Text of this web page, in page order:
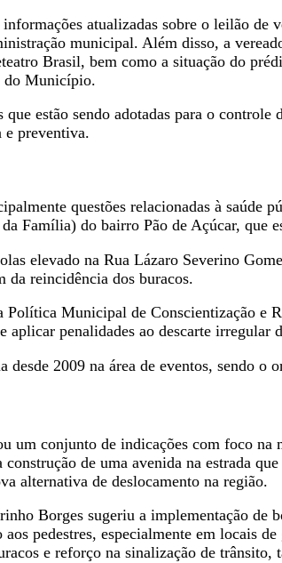
atualizadas sobre o leilão de
municipal. Além disso, a
Brasil, bem como a situação do
do Município.
estão sendo adotadas para o
e preventiva.
questões relacionadas à saúde
Família) do bairro Pão de Açúcar, que
elevado na Rua Lázaro Severino
da reincidência dos buracos.
Municipal de Conscientização e
aplicar penalidades ao descarte irregular
2009 na área de eventos, sendo
um conjunto de indicações com foco
de uma avenida na estrada
alternativa de deslocamento na região.
Borges sugeriu a implementação de
pedestres, especialmente em locais
e reforço na sinalização de